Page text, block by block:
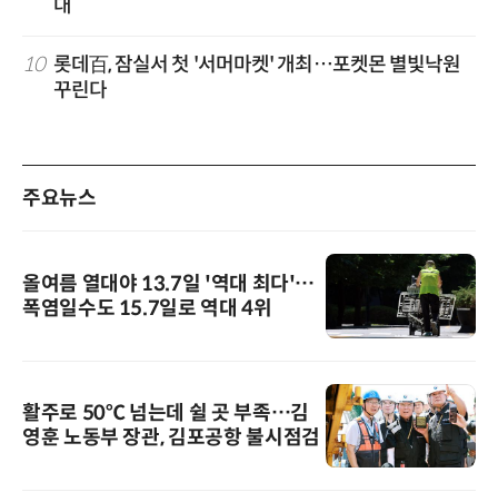
대
10 롯데百, 잠실서 첫 '서머마켓' 개최…포켓몬 별빛낙원
꾸린다
주요뉴스
올여름 열대야 13.7일 '역대 최다'…
폭염일수도 15.7일로 역대 4위
활주로 50℃ 넘는데 쉴 곳 부족…김
영훈 노동부 장관, 김포공항 불시점검